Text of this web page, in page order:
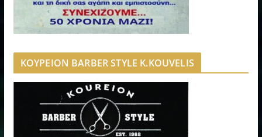
ΚΟΥΡΕΙΟΝ BARBER STYLE K.KOUVELIS